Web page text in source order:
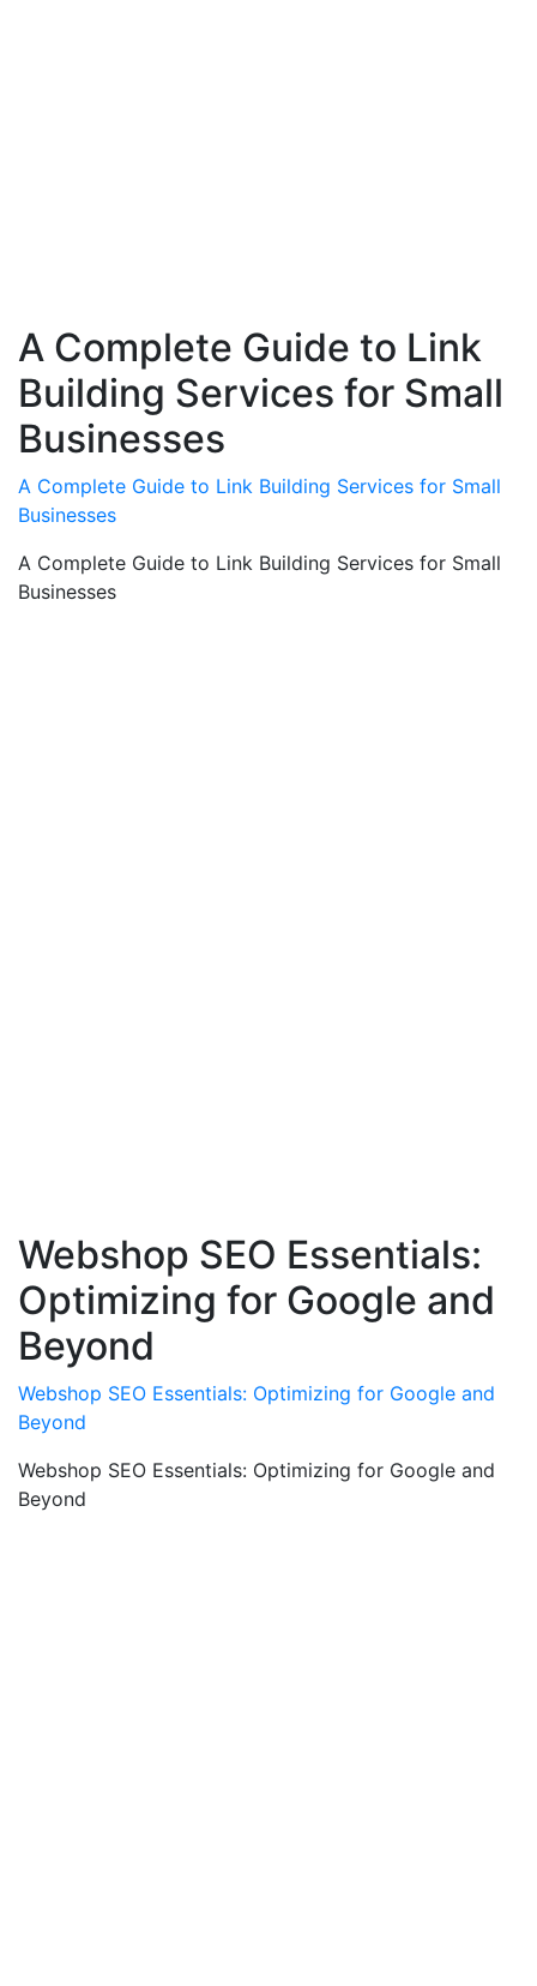
A Complete Guide to Link
Building Services for Small
Businesses
A Complete Guide to Link Building Services for Small
Businesses
A Complete Guide to Link Building Services for Small
Businesses
Webshop SEO Essentials:
Optimizing for Google and
Beyond
Webshop SEO Essentials: Optimizing for Google and
Beyond
Webshop SEO Essentials: Optimizing for Google and
Beyond